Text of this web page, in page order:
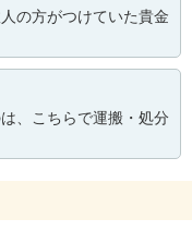
の方がつけていた貴金
、こちらで運搬・処分